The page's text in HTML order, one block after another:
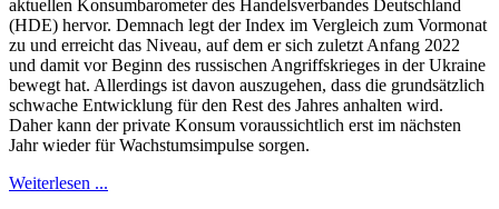
aktuellen Konsumbarometer des Handelsverbandes Deutschland
(HDE) hervor. Demnach legt der Index im Vergleich zum Vormonat
zu und erreicht das Niveau, auf dem er sich zuletzt Anfang 2022
und damit vor Beginn des russischen Angriffskrieges in der Ukraine
bewegt hat. Allerdings ist davon auszugehen, dass die grundsätzlich
schwache Entwicklung für den Rest des Jahres anhalten wird.
Daher kann der private Konsum voraussichtlich erst im nächsten
Jahr wieder für Wachstumsimpulse sorgen.
Weiterlesen ...